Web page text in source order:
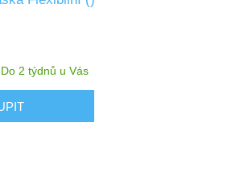
Do 2 týdnů u Vás